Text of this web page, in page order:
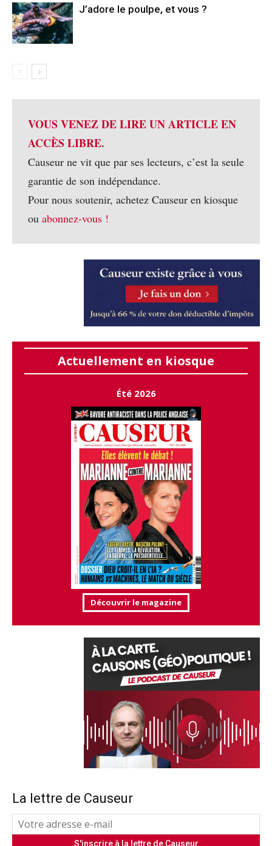
J’adore le poulpe, et vous ?
VOUS VENEZ DE LIRE UN ARTICLE EN
ACCÈS LIBRE.
Causeur ne vit que par ses lecteurs, c’est la seule
garantie de son indépendance.
Pour nous soutenir, achetez Causeur en kiosque
ou abonnez-vous !
Actuellement en kiosque
Été 2026
Découvrir le magazine
La lettre de Causeur